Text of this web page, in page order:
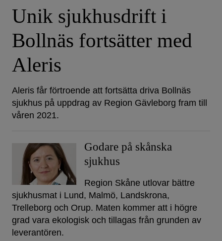
Unik sjukhusdrift i
Bollnäs fortsätter med
Aleris
Aleris får förtroende att fortsätta driva Bollnäs
sjukhus på uppdrag av Region Gävleborg fram till
våren 2021.
Godare på skånska
sjukhus
Region Skåne utlovar bättre
sjukhusmat i Lund, Malmö, Landskrona,
Trelleborg och Orup. Maten kommer att i högre
grad vara ekologisk och tillagas från grunden av
leverantören.